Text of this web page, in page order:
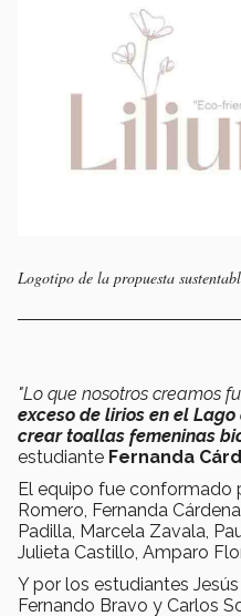
Logotipo de la propuesta
"Lo que nosotros creamos
exceso de lirios en el
crear toallas femeninas
estudiante Fernanda
El equipo fue conformado
Romero, Fernanda
Padilla, Marcela Zavala,
Julieta Castillo, Amparo
Y por los estudiantes
Fernando Bravo y Carlos